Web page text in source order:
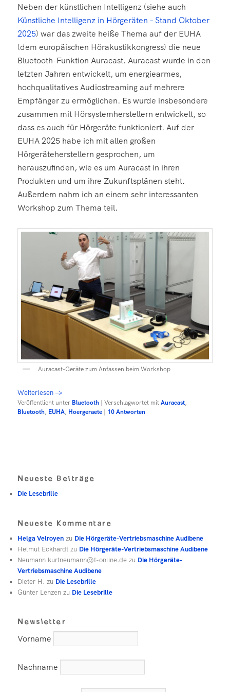
Neben der künstlichen Intelligenz (siehe auch
Künstliche Intelligenz in Hörgeräten – Stand Oktober
2025) war das zweite heiße Thema auf der EUHA
(dem europäischen Hörakustikkongress) die neue
Bluetooth-Funktion Auracast. Auracast wurde in den
letzten Jahren entwickelt, um energiearmes,
hochqualitatives Audiostreaming auf mehrere
Empfänger zu ermöglichen. Es wurde insbesondere
zusammen mit Hörsystemherstellern entwickelt, so
dass es auch für Hörgeräte funktioniert. Auf der
EUHA 2025 habe ich mit allen großen
Hörgeräteherstellern gesprochen, um
herauszufinden, wie es um Auracast in ihren
Produkten und um ihre Zukunftsplänen steht.
Außerdem nahm ich an einem sehr interessanten
Workshop zum Thema teil.
Auracast-Geräte zum Anfassen beim Workshop
Weiterlesen→
Veröffentlicht unter Bluetooth |Verschlagwortet mitAuracast,
Bluetooth, EUHA, Hoergeraete | 10Antworten
Neueste Beiträge
Die Lesebrille
Neueste Kommentare
Helga Velroyen zu Die Hörgeräte-Vertriebsmaschine Audibene
Helmut Eckhardt zu Die Hörgeräte-Vertriebsmaschine Audibene
Neumann kurtneumann@t-online.de zu Die Hörgeräte-
Vertriebsmaschine Audibene
Dieter H. zu Die Lesebrille
Günter Lenzen zu Die Lesebrille
Newsletter
Vorname
Nachname